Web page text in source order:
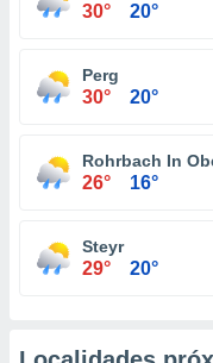
30° 20°
Perg
30° 20°
Rohrbach In
26° 16°
Steyr
29° 20°